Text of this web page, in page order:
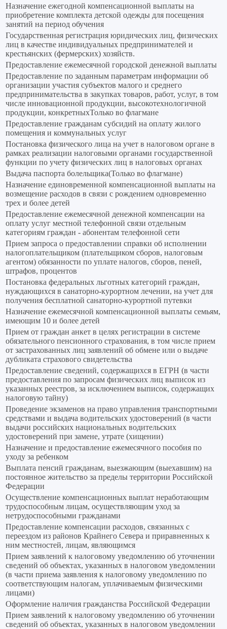
Назначение ежегодной компенсационной выплаты на
приобретение комплекта детской одежды для посещения
занятий на период обучения
Государственная регистрация юридических лиц, физических
лиц в качестве индивидуальных предпринимателей и
крестьянских (фермерских) хозяйств.
Предоставление ежемесячной городской денежной выплаты
Предоставление по заданным параметрам информации об
организации участия субъектов малого и среднего
предпринимательства в закупках товаров, работ, услуг, в том
числе инновационной продукции, высокотехнологичной
продукции, конкретныхТолько во флагмане
Предоставление гражданам субсидий на оплату жилого
помещения и коммунальных услуг
Постановка физического лица на учет в налоговом органе в
рамках реализации налоговыми органами государственной
функции по учету физических лиц в налоговых органах
Выдача паспорта болельщика(Только во флагмане)
Назначение единовременной компенсационной выплаты на
возмещение расходов в связи с рождением одновременно
трех и более детей
Предоставление ежемесячной денежной компенсации на
оплату услуг местной телефонной связи отдельным
категориям граждан - абонентам телефонной сети
Прием запроса о предоставлении справки об исполнении
налогоплательщиком (плательщиком сборов, налоговым
агентом) обязанности по уплате налогов, сборов, пеней,
штрафов, процентов
Постановка федеральных льготных категорий граждан,
нуждающихся в санаторно-курортном лечении, на учет для
получения бесплатной санаторно-курортной путевки
Назначение ежемесячной компенсационной выплаты семьям,
имеющим 10 и более детей
Прием от граждан анкет в целях регистрации в системе
обязательного пенсионного страхования, в том числе прием
от застрахованных лиц заявлений об обмене или о выдаче
дубликата страхового свидетельства
Предоставление сведений, содержащихся в ЕГРН (в части
предоставления по запросам физических лиц выписок из
указанных реестров, за исключением выписок, содержащих
налоговую тайну)
Прoведение экзаменов на право управления транспортными
средствами и выдача водительских удостоверений (в части
выдачи российских национальных водительских
удостоверений при замене, утрате (хищении)
Назначение и предоставление ежемесячного пособия по
уходу за ребенком
Выплата пенсий гражданам, выезжающим (выехавшим) на
постоянное жительство за пределы территории Российской
Федерации
Осуществление компенсационных выплат неработающим
трудоспособным лицам, осуществляющим уход за
нетрудоспособными гражданами
Предоставление компенсации расходов, связанных с
переездом из районов Крайнего Севера и приравненных к
ним местностей, лицам, являющимся
Прием заявлений к налоговому уведомлению об уточнении
сведений об объектах, указанных в налоговом уведомлении
(в части приема заявления к налоговому уведомлению по
соответствующим налогам, уплачиваемым физическими
лицами)
Оформление наличия гражданства Российской Федерации
Прием заявлений к налоговому уведомлению об уточнении
сведений об объектах, указанных в налоговом уведомлении